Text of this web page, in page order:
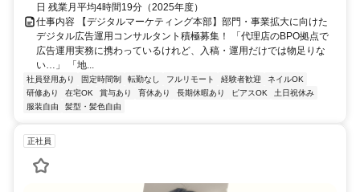
日 残業月平均4時間19分（2025年度）
仕事内容 【デジタルマーケティング本部】部門・事業拡大に向けた
デジタル広告運用コンサルタント積極募集！ 「代理店のBPO拠点で
広告運用実務に携わっているけれど、入稿・運用だけでは物足りな
い…」 「地...
社員登用あり 固定時間制 転勤なし フルリモート 経験者歓迎
ネイルOK
研修あり
在宅OK 賞与あり 育休あり 長期休暇あり ピアスOK
土日祝休み
服装自由
髪型・髪色自由
正社員